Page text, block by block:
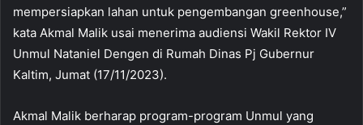
mempersiapkan lahan untuk pengembangan greenhouse,”
kata Akmal Malik usai menerima audiensi Wakil Rektor IV
Unmul Nataniel Dengen di Rumah Dinas Pj Gubernur
Kaltim, Jumat (17/11/2023).
Akmal Malik berharap program-program Unmul yang